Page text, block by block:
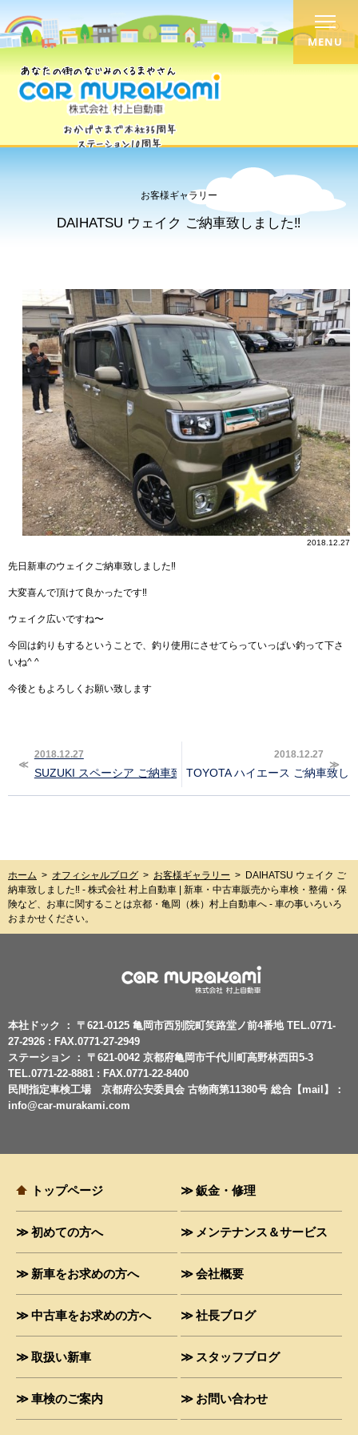
MENU
お客様ギャラリー
DAIHATSU ウェイク ご納車致しました‼︎
2018.12.27
先日新車のウェイクご納車致しました‼︎
大変喜んで頂けて良かったです‼︎
ウェイク広いですね〜
今回は釣りもするということで、釣り使用にさせてらっていっぱい釣って下さ
いね^ ^
今後ともよろしくお願い致します
2018.12.27
SUZUKI スペーシア ご納車致しました‼︎
2018.12.27
TOYOTA ハイエース ご納車致し
ホーム > オフィシャルブログ > お客様ギャラリー > DAIHATSU ウェイク ご
納車致しました‼︎ - 株式会社 村上自動車 | 新車・中古車販売から車検・整備・保
険など、お車に関することは京都・亀岡（株）村上自動車へ - 車の事いろいろ
おまかせください。
本社ドック ： 〒621-0125 亀岡市西別院町笑路堂ノ前4番地 TEL.0771-
27-2926 : FAX.0771-27-2949
ステーション ： 〒621-0042 京都府亀岡市千代川町高野林西田5-3
TEL.0771-22-8881 : FAX.0771-22-8400
民間指定車検工場 京都府公安委員会 古物商第11380号 総合【mail】：
info@car-murakami.com
トップページ
初めての方へ
新車をお求めの方へ
中古車をお求めの方へ
取扱い新車
車検のご案内
鈑金・修理
メンテナンス＆サービス
会社概要
社長ブログ
スタッフブログ
お問い合わせ